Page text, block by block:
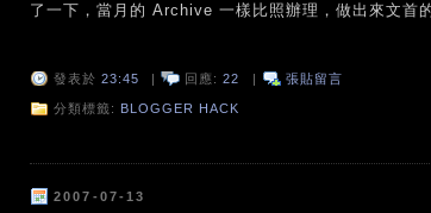
了一下，當月的 Archive 一樣比照辦理，做出來文首
發表於 23:45 | 回應: 22 | 張貼留言
分類標籤: BLOGGER HACK
2007-07-13